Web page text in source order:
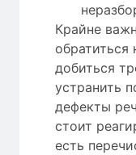
Крайне
обратиться
добиться
устранить
дефекты
стоит
есть